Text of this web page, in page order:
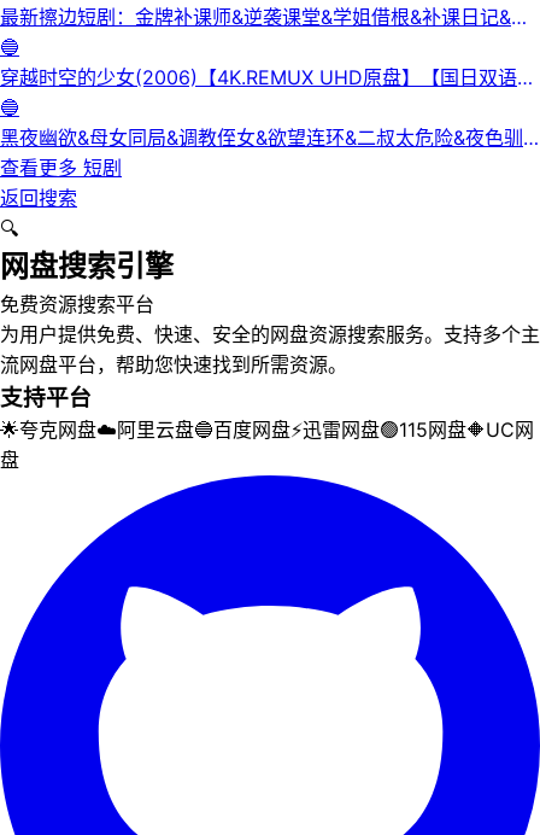
最新擦边短剧：金牌补课师&逆袭课堂&学姐借根&补课日记&身
下人&补习老师&学妹的第一课&课后有约（未删减版） 陈梓晴
🔵
穿越时空的少女(2006)【4K.REMUX UHD原盘】【国日双语】
【中文字幕】【爱情/科幻】
🔵
黑夜幽欲&母女同局&调教侄女&欲望连环&二叔太危险&夜色驯
服&黑夜欲牢（完整版）最新擦边短剧
查看更多 短剧
返回搜索
🔍
网盘搜索引擎
免费资源搜索平台
为用户提供免费、快速、安全的网盘资源搜索服务。支持多个主
流网盘平台，帮助您快速找到所需资源。
支持平台
🌟夸克网盘☁️阿里云盘🔵百度网盘⚡迅雷网盘🟢115网盘🔶UC网
盘